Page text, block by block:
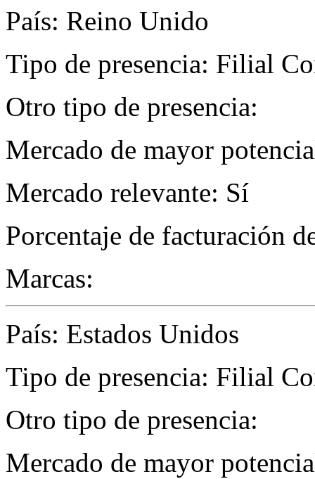
País: Reino Unido
Tipo de presencia: Filial
Otro tipo de presencia:
Mercado de mayor
Mercado relevante: Sí
Porcentaje de facturación
Marcas:
País: Estados Unidos
Tipo de presencia: Filial
Otro tipo de presencia:
Mercado de mayor